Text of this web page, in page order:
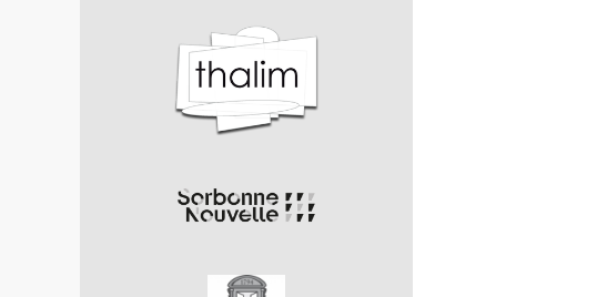
Affiliations/partenaires